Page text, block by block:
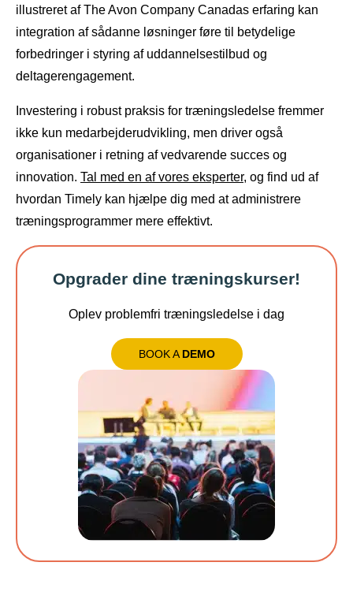
illustreret af The Avon Company Canadas erfaring kan
integration af sådanne løsninger føre til betydelige
forbedringer i styring af uddannelsestilbud og
deltagerengagement.
Investering i robust praksis for træningsledelse fremmer
ikke kun medarbejderudvikling, men driver også
organisationer i retning af vedvarende succes og
innovation. Tal med en af ​​vores eksperter, og find ud af
hvordan Timely kan hjælpe dig med at administrere
træningsprogrammer mere effektivt.
Opgrader dine træningskurser!
Oplev problemfri træningsledelse i dag
BOOK A DEMO